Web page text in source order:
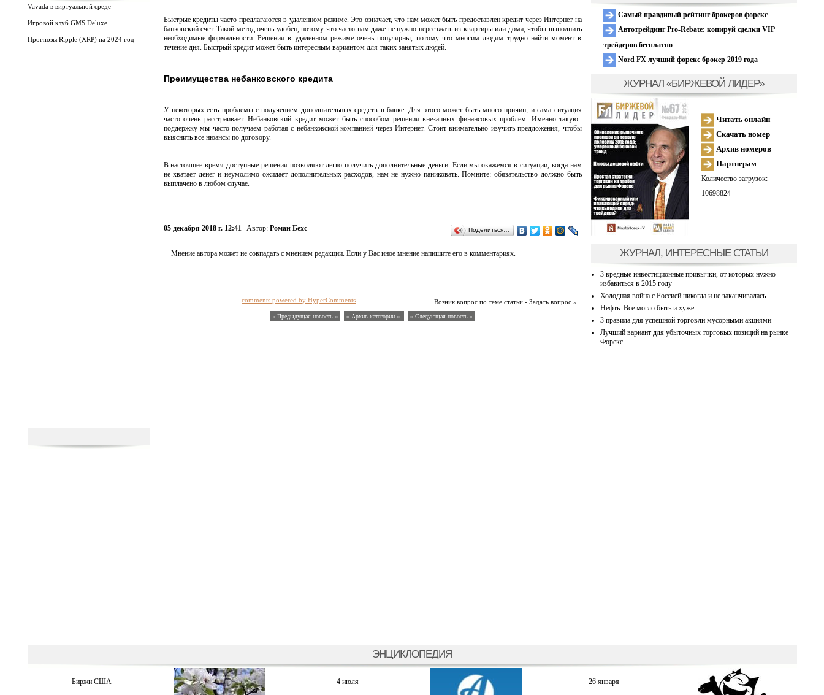
Vavada в виртуальной среде
Игровой клуб GMS Deluxe
Прогнозы Ripple (XRP) на 2024 год
Быстрые кредиты часто предлагаются в удаленном режиме. Это означает, что нам может быть предоставлен кредит через Интернет на
банковский счет. Такой метод очень удобен, потому что часто нам даже не нужно переезжать из квартиры или дома, чтобы выполнить
необходимые формальности. Решения в удаленном режиме очень популярны, потому что многим людям трудно найти момент в
течение дня. Быстрый кредит может быть интересным вариантом для таких занятых людей.
Преимущества небанковского кредита
У некоторых есть проблемы с получением дополнительных средств в банке. Для этого может быть много причин, и сама ситуация
часто очень расстраивает. Небанковский кредит может быть способом решения внезапных финансовых проблем. Именно такую ​​
поддержку мы часто получаем работая с небанковской компанией через Интернет. Стоит внимательно изучить предложения, чтобы
выяснить все нюансы по договору.
В настоящее время доступные решения позволяют легко получить дополнительные деньги. Если мы окажемся в ситуации, когда нам
не хватает денег и неумолимо ожидает дополнительных расходов, нам не нужно паниковать. Помните: обязательство должно быть
выплачено в любом случае.
05 декабря 2018 г. 12:41 Автор: Роман Бехс Поделиться…
Мнение автора может не совпадать с мнением редакции. Если у Вас иное мнение напишите его в комментариях.
Возник вопрос по теме статьи - Задать вопрос »
comments powered by HyperComments
« Предыдущая новость « » Архив категории « » Следующая новость »
Самый правдивый рейтинг брокеров форекс
Автотрейдинг Pro-Rebate: копируй сделки VIP
трейдеров бесплатно
Nord FX лучший форекс брокер 2019 года
ЖУРНАЛ «БИРЖЕВОЙ ЛИДЕР»
Читать онлайн
Скачать номер
Архив номеров
Партнерам
Количество загрузок:
10698824
ЖУРНАЛ, ИНТЕРЕСНЫЕ СТАТЬИ
3 вредные инвестиционные привычки, от которых нужно
избавиться в 2015 году
Холодная война с Россией никогда и не заканчивалась
Нефть: Все могло быть и хуже…
3 правила для успешной торговли мусорными акциями
Лучший вариант для убыточных торговых позиций на рынке
Форекс
ЭНЦИКЛОПЕДИЯ
Биржи США 4 июля 26 января